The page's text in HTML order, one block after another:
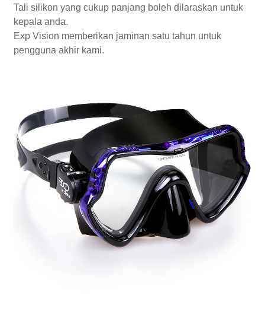
Tali silikon yang cukup panjang boleh dilaraskan untuk
kepala anda.
Exp Vision memberikan jaminan satu tahun untuk
pengguna akhir kami.